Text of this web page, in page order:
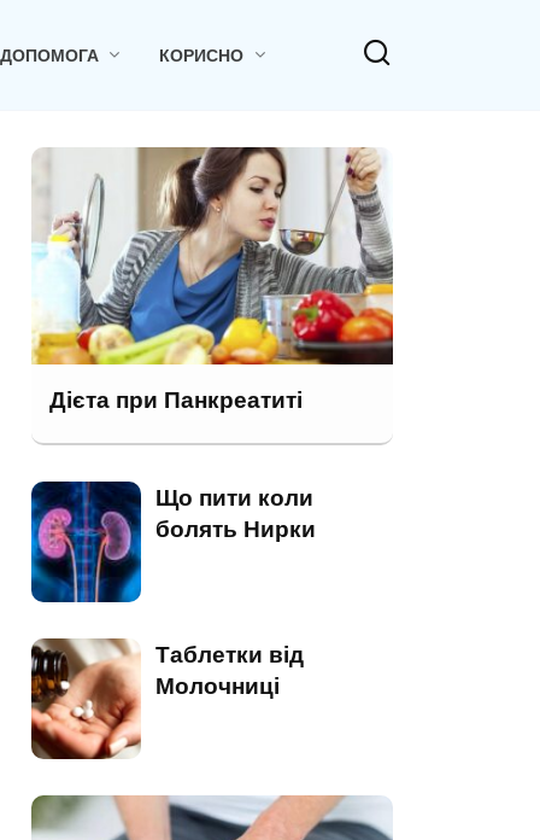
ДОПОМОГА КОРИСНО
Дієта при Панкреатиті
Що пити коли
болять Нирки
Таблетки від
Молочниці